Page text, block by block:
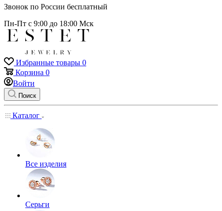
Звонок по России бесплатный
Пн-Пт с 9:00 до 18:00 Мск
Избранные товары 0
Корзина 0
Войти
Поиск
Каталог
Все изделия
Серьги